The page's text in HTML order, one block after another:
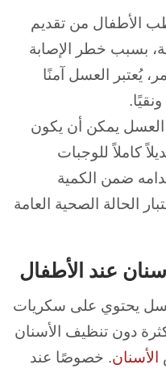
الأطفال من تقديم
بسبب خطر الإصابة
يُعتبر العسل آمنًا
العسل يمكن أن يكون
كاملاً للوجبات
ضمن الكمية
الحالة الصحية العامة
عند الأطفال
يحتوي على سكريات
دون تنظيف الأسنان
الأسنان. خصوصًا عند